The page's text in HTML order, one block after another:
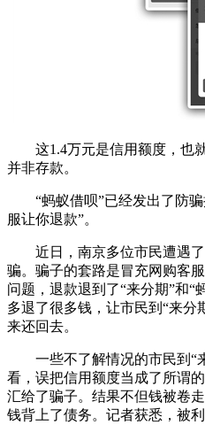
这1.4万元是信用额度，也就
并非存款。
“蚂蚁借呗”已经发出了防骗
服让你退款”。
近日，南京多位市民遭遇了
骗。骗子的套路是冒充网购客
问题，退款退到了“来分期”和“
多退了很多钱，让市民到“来分
来还回去。
一些不了解情况的市民到“
看，误把信用额度当成了所谓
汇给了骗子。结果不但钱被卷
钱背上了债务。记者获悉，被